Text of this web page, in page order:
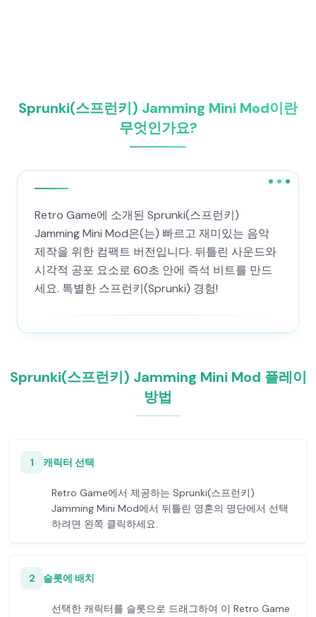
Sprunki(스프런키) Jamming Mini Mod이란
무엇인가요?
Retro Game에 소개된 Sprunki(스프런키)
Jamming Mini Mod은(는) 빠르고 재미있는 음악
제작을 위한 컴팩트 버전입니다. 뒤틀린 사운드와
시각적 공포 요소로 60초 안에 즉석 비트를 만드
세요. 특별한 스프런키(Sprunki) 경험!
Sprunki(스프런키) Jamming Mini Mod 플레이
방법
1 캐릭터 선택
Retro Game에서 제공하는 Sprunki(스프런키)
Jamming Mini Mod에서 뒤틀린 영혼의 명단에서 선택
하려면 왼쪽 클릭하세요.
2 슬롯에 배치
선택한 캐릭터를 슬롯으로 드래그하여 이 Retro Game